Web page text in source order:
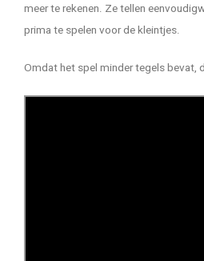
meer te rekenen. Ze tellen
prima te spelen voor de kleintjes.
Omdat het spel minder tegels bevat,